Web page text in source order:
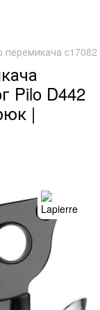
перемикача
Pilo D442
|